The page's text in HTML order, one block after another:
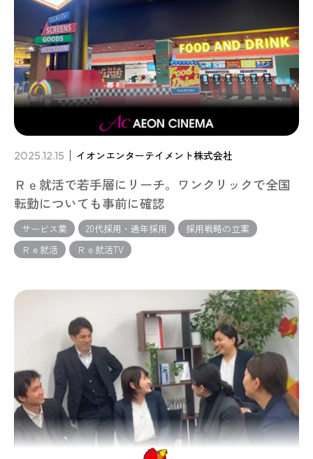
2025.12.15 イオンエンターテイメント株式会社
Ｒｅ就活で若手層にリーチ。ワンクリックで全国
転勤についても事前に確認
サービス業 20代採用・通年採用
採用戦略の立案
Ｒｅ就活
Ｒｅ就活TV